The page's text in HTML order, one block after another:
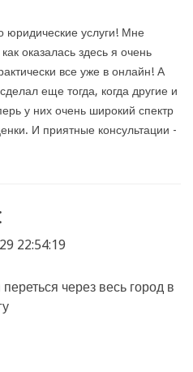
юридические услуги! Мне
оказалась здесь я очень
все уже в онлайн! А
еще тогда, когда другие и
у них очень широкий спектр
И приятные консультации -
22:54:19
через весь город в